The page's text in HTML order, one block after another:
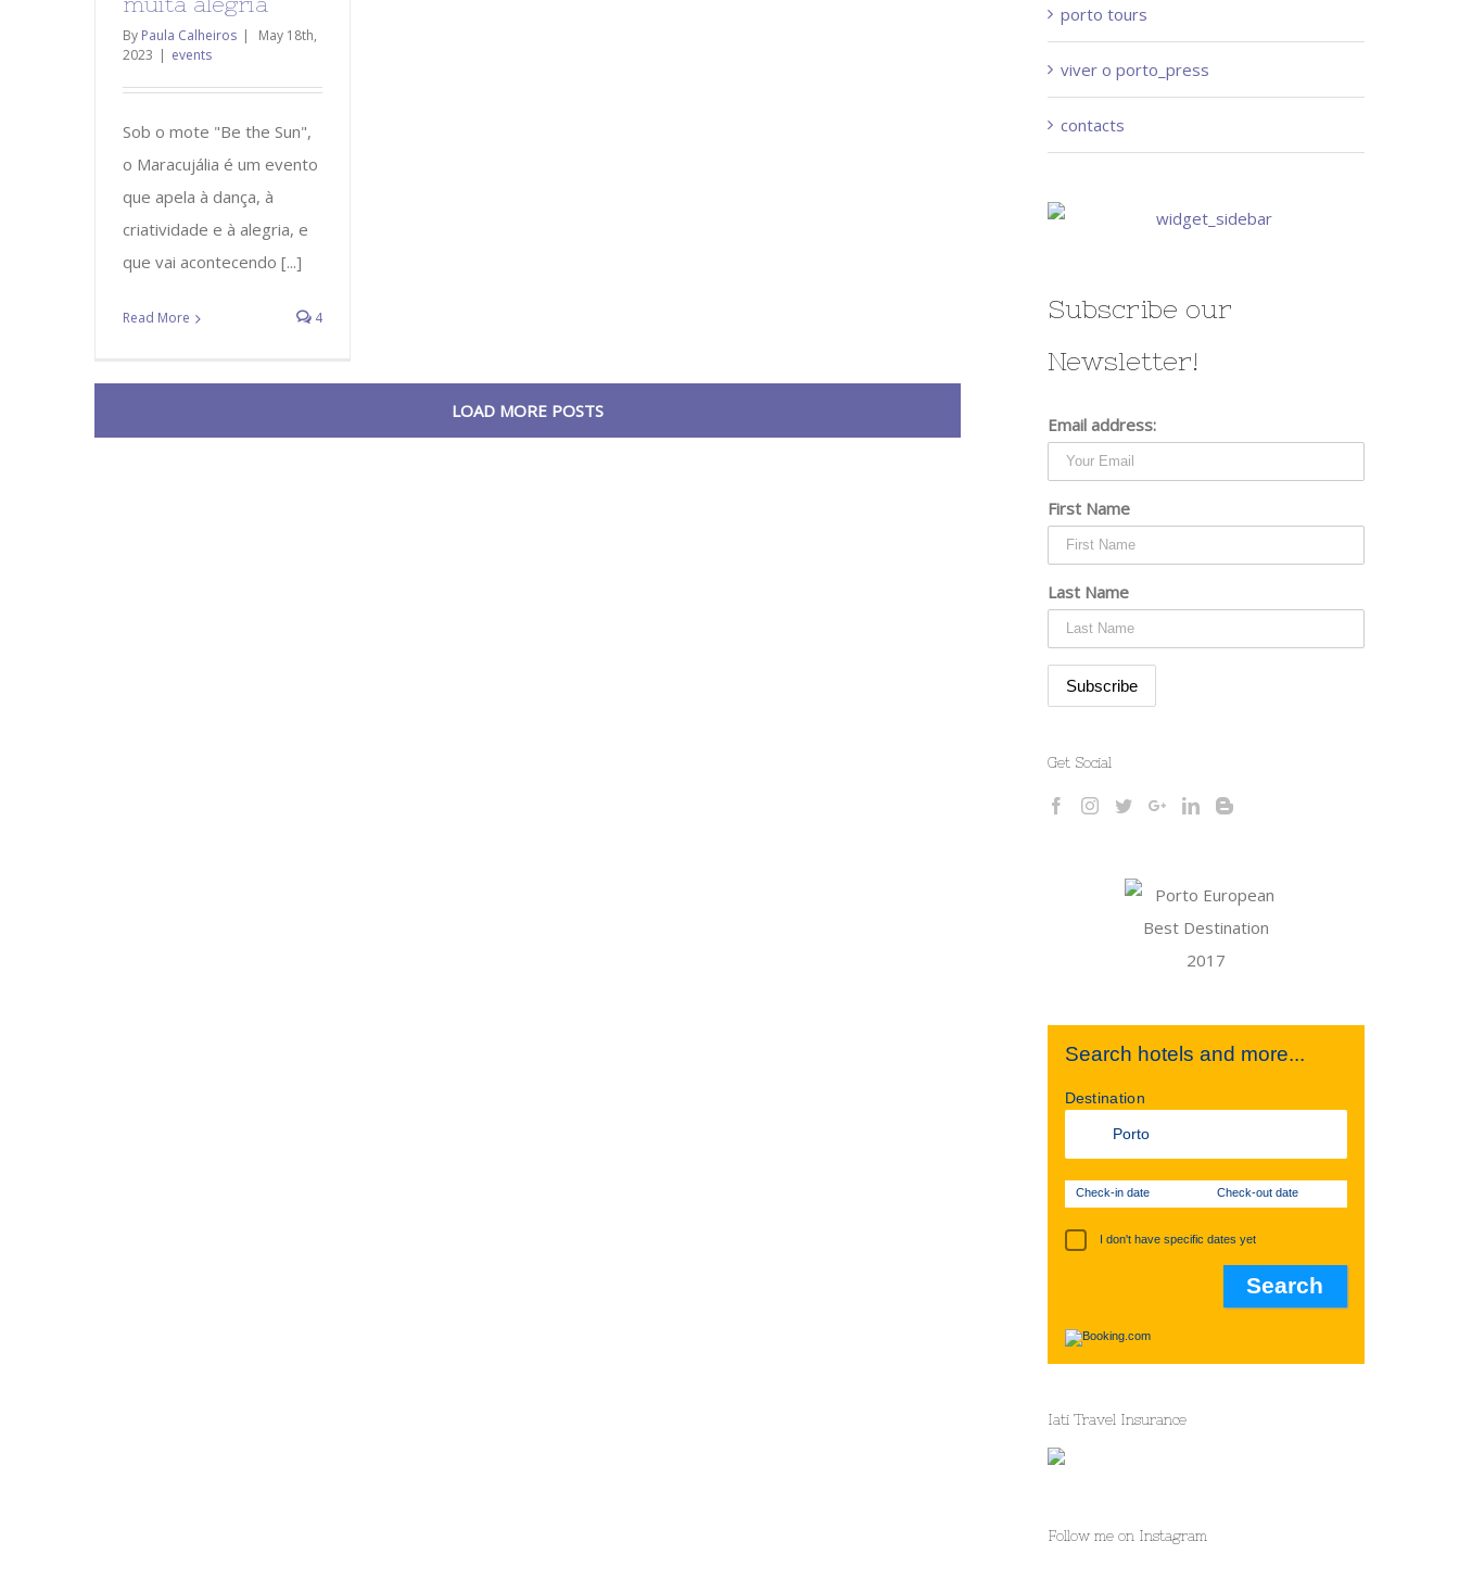
By Paula Calheiros |
May 18th,
2023 | events
Sob o mote "Be the Sun",
o Maracujália é um evento
que apela à dança, à
criatividade e à alegria, e
que vai acontecendo [...]
Read More 4
LOAD MORE POSTS
porto tours
viver o porto_press
contacts
Subscribe our
Newsletter!
Email address:
First Name
Last Name
Get Social
Search hotels and more...
Destination
Check-in date Check-out date
I don't have specific dates yet
Iati Travel Insurance
Follow me on Instagram